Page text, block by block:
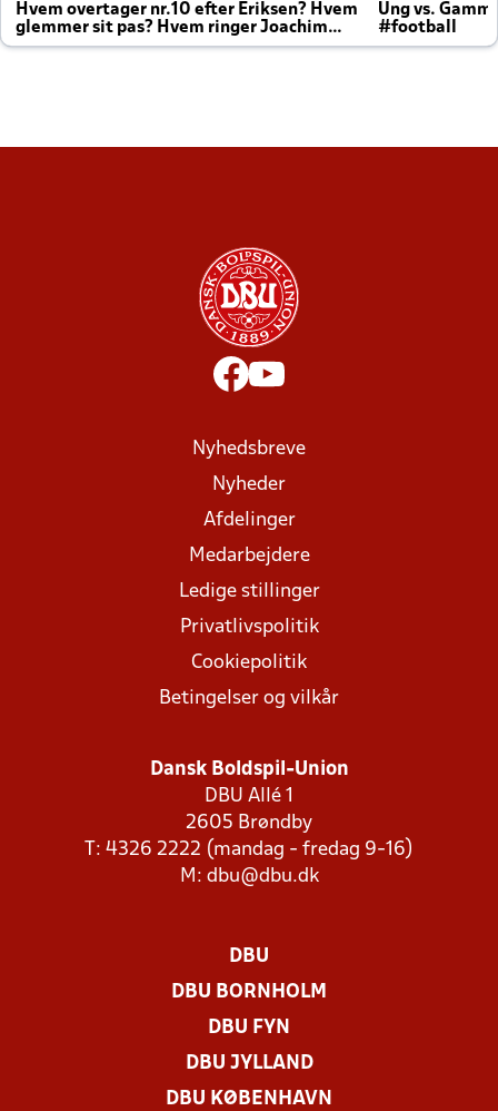
Hvem overtager nr.10 efter Eriksen? Hvem
glemmer sit pas? Hvem ringer Joachim
altid til efter kampe?
Ung vs.
#football
Nyhedsbreve
Nyheder
Afdelinger
Medarbejdere
Ledige stillinger
Privatlivspolitik
Cookiepolitik
Betingelser og vilkår
Dansk Boldspil-Union
DBU Allé 1
2605 Brøndby
T: 4326 2222 (mandag - fredag 9-16)
M: dbu@dbu.dk
DBU
DBU BORNHOLM
DBU FYN
DBU JYLLAND
DBU KØBENHAVN